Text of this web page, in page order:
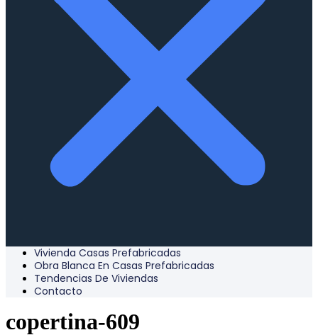
Vivienda Casas Prefabricadas
Obra Blanca En Casas Prefabricadas
Tendencias De Viviendas
Contacto
copertina-609